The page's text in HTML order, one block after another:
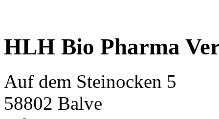
HLH Bio Pharma
Auf dem Steinocken 5
58802 Balve